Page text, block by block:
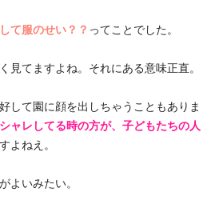
て服のせい？？ ってことでした。
見てますよね。それにある意味正直。
して園に顔を出しちゃうこともありま
ャレしてる時の方が、子どもたちの人
よねえ。
よいみたい。